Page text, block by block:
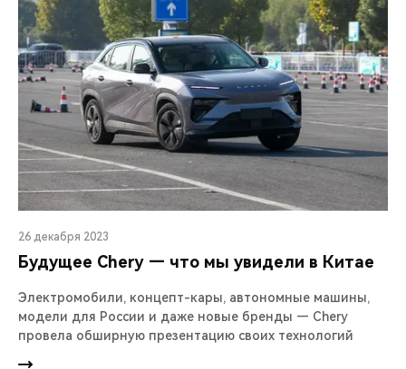
26 декабря 2023
Будущее Chery — что мы увидели в Китае
Электромобили, концепт-кары, автономные машины,
модели для России и даже новые бренды — Chery
провела обширную презентацию своих технологий